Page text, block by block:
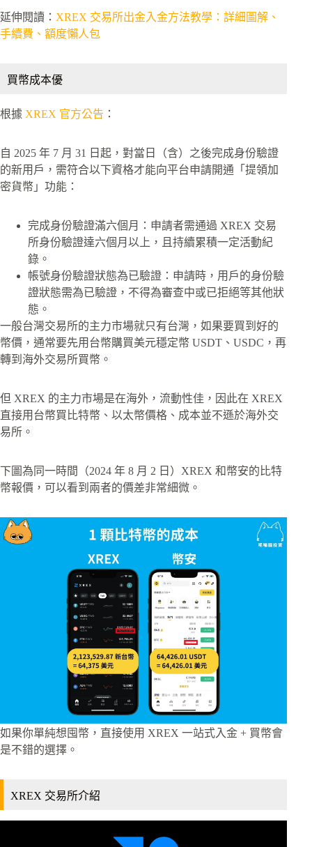
延伸閱讀： XREX 交易所出金入金方法教學：詳細圖解、
手續費、額度懶人包
買幣成本優
根據 XREX 官方公告 ：
自 2025 年 7 月 31 日起，對當日（含）之後完成身份驗證
的新用戶，需符合以下資格才能向平台申請開通「提領加
密貨幣」功能：
完成身份驗證滿六個月：申請者需通過 XREX 交易
所身份驗證達六個月以上，且持續累積一定活動紀
錄。
帳號身份驗證狀態為已驗證：申請時，用戶的身份驗
證狀態需為已驗證，不得為審查中或已拒絕等其他狀
態。
一般台灣交易所的主力市場就只有台灣，如果要買到好的
幣價，通常要先用台幣購買美元穩定幣 USDT、USDC，再
轉到海外交易所買幣。
但 XREX 的主力市場是在海外，流動性佳，因此在 XREX
直接用台幣買比特幣、以太幣價格、成本並不遜於海外交
易所。
下圖為同一時間（2024 年 8 月 2 日）XREX 和幣安的比特
幣報價，可以看到兩者的價差非常細微。
如果你單純想囤幣，直接使用 XREX 一站式入金 + 買幣會
是不錯的選擇。
XREX 交易所介紹